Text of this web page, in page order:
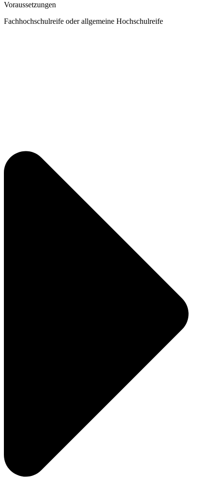
Voraussetzungen
Fachhochschulreife oder allgemeine Hochschulreife